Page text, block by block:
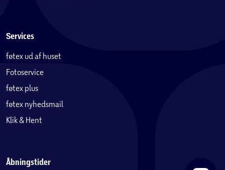
Services
føtex ud af huset
Fotoservice
føtex plus
føtex nyhedsmail
Klik & Hent
Åbningstider